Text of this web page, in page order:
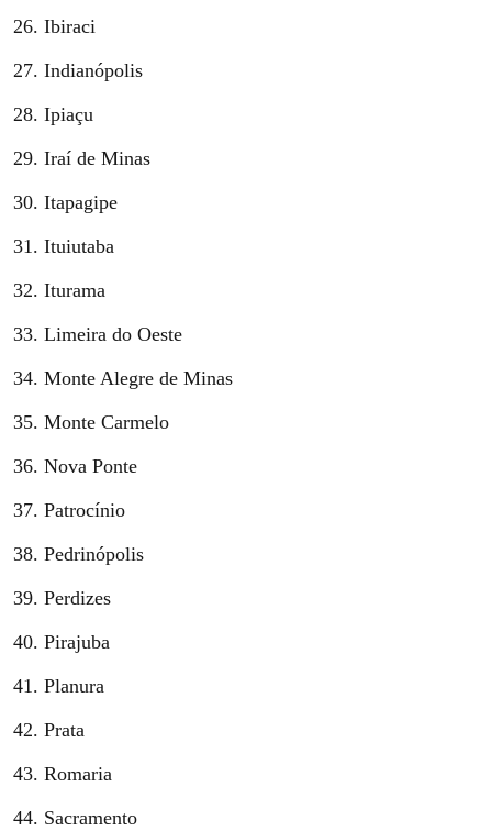
Ibiraci
Indianópolis
Ipiaçu
Iraí de Minas
Itapagipe
Ituiutaba
Iturama
Limeira do Oeste
Monte Alegre de Minas
Monte Carmelo
Nova Ponte
Patrocínio
Pedrinópolis
Perdizes
Pirajuba
Planura
Prata
Romaria
Sacramento